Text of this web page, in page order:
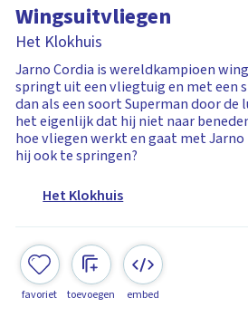
Wingsuitvliegen
Het Klokhuis
Jarno Cordia is wereldkampioen
springt uit een vliegtuig en met een
dan als een soort Superman door de
het eigenlijk dat hij niet naar
hoe vliegen werkt en gaat met
hij ook te springen?
Het Klokhuis
favoriet toevoegen embed